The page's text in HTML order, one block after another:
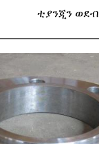
ቲያንጂን ወደብ